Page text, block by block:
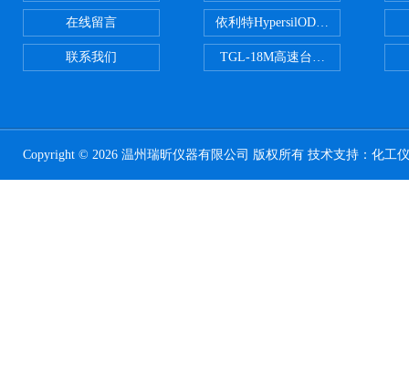
在线留言
联系我们
依利特HypersilODS2/C18/C8/
TGL-18M高速台式冷冻离心机
Copyright © 2026 温州瑞昕仪器有限公司 版权所有 技术支持： 化工